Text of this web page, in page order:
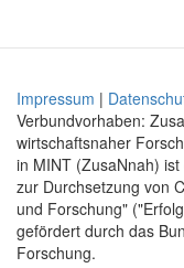
Impressum |
Verbundvorhaben:
wirtschaftsnaher
in MINT (ZusaNnah)
zur Durchsetzung von
und Forschung"
gefördert durch das
Forschung.